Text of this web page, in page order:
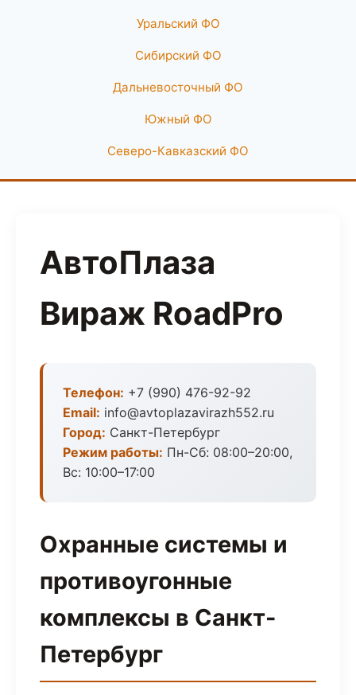
Уральский ФО
Сибирский ФО
Дальневосточный ФО
Южный ФО
Северо-Кавказский ФО
АвтоПлаза
Вираж RoadPro
Телефон: +7 (990) 476-92-92
Email: info@avtoplazavirazh552.ru
Город: Санкт-Петербург
Режим работы: Пн-Сб: 08:00–20:00,
Вс: 10:00–17:00
Охранные системы и
противоугонные
комплексы в Санкт-
Петербург